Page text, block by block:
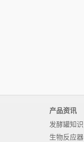
产品资讯
发酵罐知识
生物反应器